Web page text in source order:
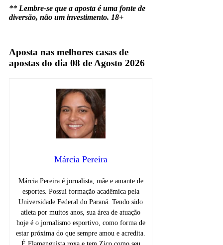
** Lembre-se que a aposta é uma fonte de
diversão, não um investimento. 18+
Aposta nas melhores casas de
apostas do dia 08 de Agosto 2026
Márcia Pereira
Márcia Pereira é jornalista, mãe e amante de
esportes. Possui formação acadêmica pela
Universidade Federal do Paraná. Tendo sido
atleta por muitos anos, sua área de atuação
hoje é o jornalismo esportivo, como forma de
estar próxima do que sempre amou e acredita.